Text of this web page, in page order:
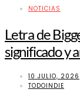
NOTICIAS
Letra de
significado y
10 JULIO, 2026
TODOINDIE